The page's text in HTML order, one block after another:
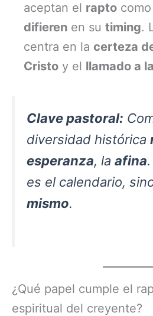
aceptan el rapto
difieren en su timing.
centra en la certeza
Cristo y el llamado a
Clave pastoral:
diversidad histórica
esperanza, la afina
es el calendario,
mismo.
¿Qué papel cumple el
espiritual del creyente?